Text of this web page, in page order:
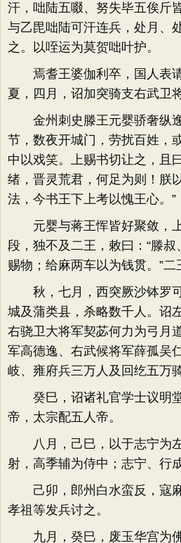
汗，咄陆五啜、努失毕五俟斤
与乙毘咄陆可汗连兵，处月、
之。以咥运为莫贺咄叶护。
焉耆王婆伽利卒，国人表请
夏，四月，诏加突骑支右武卫
金州刺史滕王元婴骄奢纵
节，数夜开城门，劳扰百姓，
中以戏笑。上赐书切让之，且
绪，晋灵荒君，何足为则！朕
法，今书王下上考以愧王心。”
元婴与蒋王恽皆好聚敛，
段，独不及二王，敕曰：“滕
赐物；给麻两车以为钱贯。”二
秋，七月，西突厥沙钵罗
城及蒲类县，杀略数千人。诏
右骁卫大将军契苾何力为弓月
军高德逸、右武候将军薛孤吴
岐、雍府兵三万人及回纥五万
癸巳，诏诸礼官学士议明
帝，太宗配五人帝。
八月，己巳，以于志宁为
射，高季辅为侍中；志宁、行
己卯，郎州白水蛮反，寇
孝祖等发兵讨之。
九月，癸巳，废玉华宫为